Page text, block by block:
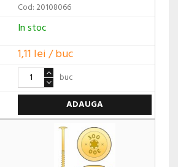
Cod: 20108066
In stoc
1,11 lei / buc
buc
ADAUGA